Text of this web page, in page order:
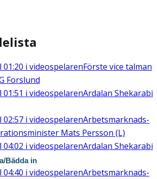
01:20 i videospelarenFörste vice talman
Forslund
01:51 i videospelarenArdalan Shekarabi
02:57 i videospelarenArbetsmarknads-
Mats Persson (L)
04:02 i videospelarenArdalan Shekarabi
04:40 i videospelarenArbetsmarknads-
Bädda in